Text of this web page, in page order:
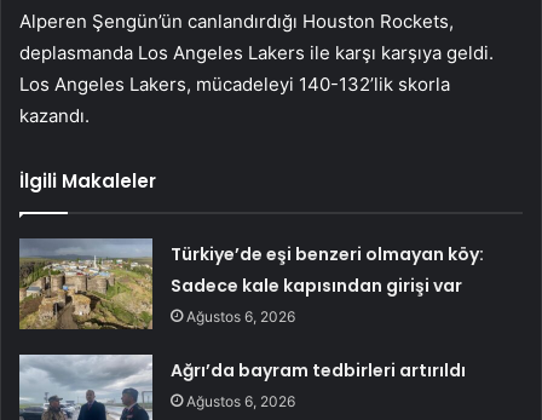
Alperen Şengün’ün canlandırdığı Houston Rockets,
deplasmanda Los Angeles Lakers ile karşı karşıya geldi.
Los Angeles Lakers, mücadeleyi 140-132’lik skorla
kazandı.
İlgili Makaleler
Türkiye’de eşi benzeri olmayan köy:
Sadece kale kapısından girişi var
Ağustos 6, 2026
Ağrı’da bayram tedbirleri artırıldı
Ağustos 6, 2026